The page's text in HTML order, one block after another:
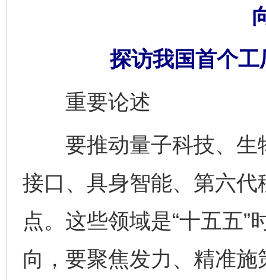
探访我国首个
重要论述
要推动量子科技、生
接口、具身智能、第六
点。这些领域是“十五五
向，要聚焦发力、精准